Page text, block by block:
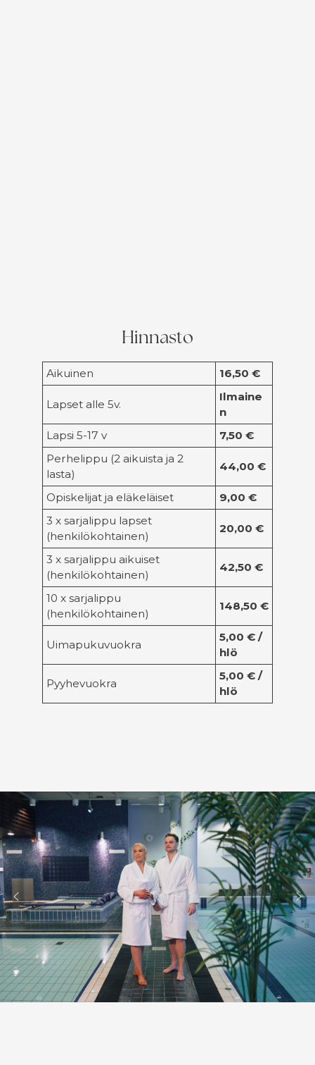
Hinnasto
Aikuinen 16,50 €
Lapset alle 5v.
Ilmaine
n
Lapsi 5-17 v
7,50 €
Perhelippu (2 aikuista ja 2
lasta)
44,00 €
Opiskelijat ja eläkeläiset
9,00 €
3 x sarjalippu lapset
(henkilökohtainen)
20,00 €
3 x sarjalippu aikuiset
(henkilökohtainen)
42,50 €
10 x sarjalippu
(henkilökohtainen)
148,50 €
Uimapukuvuokra
5,00 € /
hlö
Pyyhevuokra
5,00 € /
hlö